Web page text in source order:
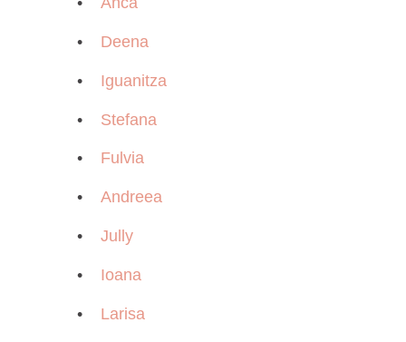
Deena
Iguanitza
Stefana
Fulvia
Andreea
Jully
Ioana
Larisa